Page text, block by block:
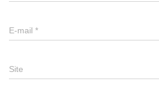
E-mail *
Site